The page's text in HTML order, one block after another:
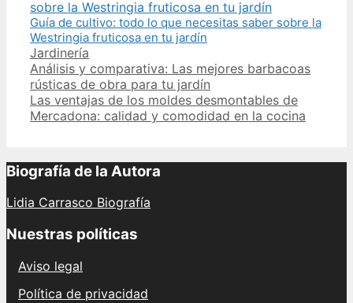
Guía de cultivo: todo lo que necesitas saber sobre la
Westringia fruticosa en tu jardín
Categories
Jardinería
Post
navigation
Análisis y comparativa: Las mejores barbacoas
rústicas de obra para tu jardín
Las ventajas de los moldes desmontables de
Mercadona: calidad y comodidad en la cocina
Biografía de la Autora
Lidia Carrasco Biografía
Nuestras políticas
Aviso legal
Política de privacidad